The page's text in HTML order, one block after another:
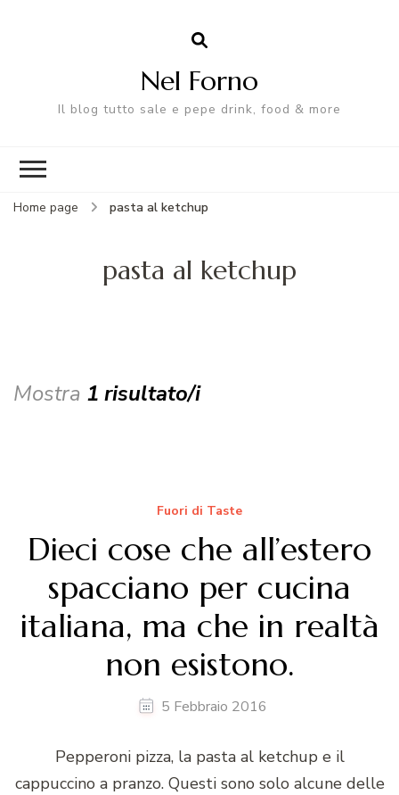
Nel Forno
Il blog tutto sale e pepe drink, food & more
Home page pasta al ketchup
pasta al ketchup
Mostra 1 risultato/i
Fuori di Taste
Dieci cose che all’estero
spacciano per cucina
italiana, ma che in realtà
non esistono.
5 Febbraio 2016
Pepperoni pizza, la pasta al ketchup e il
cappuccino a pranzo. Questi sono solo alcune delle